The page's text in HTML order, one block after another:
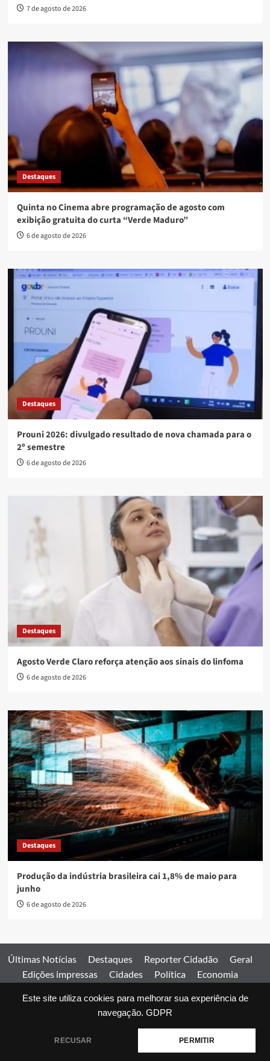
Este site utiliza cookies para melhorar sua experiência de
navegação. GDPR
RECUSAR PERMITIR
7 de agosto de 2026
Destaques
Quinta no Cinema abre programação de agosto com
exibição gratuita do curta “Verde Maduro”
6 de agosto de 2026
Destaques
Prouni 2026: divulgado resultado de nova chamada para o
2º semestre
6 de agosto de 2026
Destaques
Agosto Verde Claro reforça atenção aos sinais do linfoma
6 de agosto de 2026
Destaques
Produção da indústria brasileira cai 1,8% de maio para
junho
6 de agosto de 2026
Últimas Notícias Destaques Reporter Cidadão
Geral
Edições impressas
Cidades Política
Economia
Comercial
Edições impressas Expediente Home
© 2026 Jornal Estado de Goiás. Todos os direitos reservados.
by AF themes.